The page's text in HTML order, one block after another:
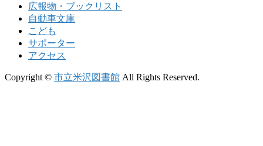
広報物・ブックリスト
自動車文庫
こども
サポーター
アクセス
Copyright © 市立米沢図書館 All Rights Reserved.